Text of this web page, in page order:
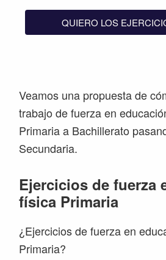
QUIERO LOS
Veamos una propuesta de
trabajo de fuerza en
Primaria a Bachillerato
Secundaria.
Ejercicios de fuerza
física Primaria
¿Ejercicios de fuerza en
Primaria?